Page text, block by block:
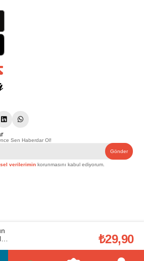
Sen Haberdar Ol!
Gönder
verilerimin korunmasını kabul ediyorum.
Afeks Yapı Market
. Tüm hakları saklıdır.
ticari amaçlıdır. Web sitemizde yer alan
ait olup, firmamızın yazılı izni alınmadan
İçeriklerin izin alınmadan kopyalanması ve
₺29,90